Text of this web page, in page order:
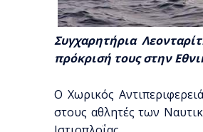
Συγχαρητήρια
πρόκρισή τους στην
Ο Χωρικός
στους αθλητές των